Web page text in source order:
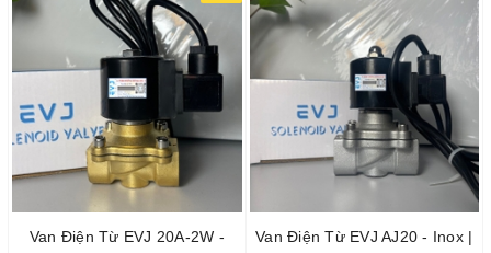
Van Điện Từ EVJ 20A-2W -
Van Điện Từ EVJ AJ20 - Inox |